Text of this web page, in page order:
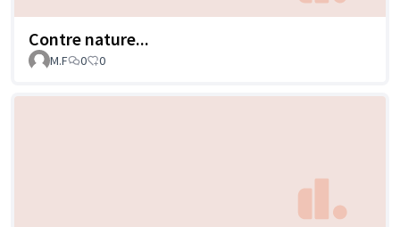
Contre nature...
M.F 0 0